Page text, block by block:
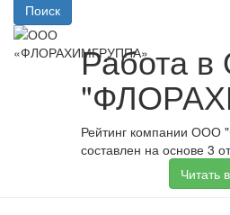
Поиск
Работа
Рейтинг компании
составлен на основе 3
Читать